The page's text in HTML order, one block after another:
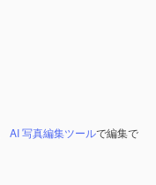
AI 写真編集ツールで編集で